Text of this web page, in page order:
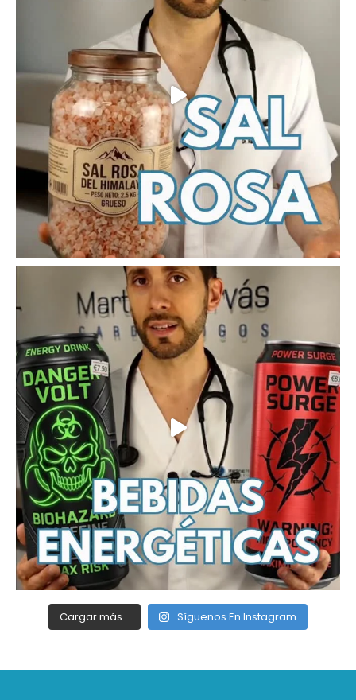
Cargar más... Síguenos En Instagram